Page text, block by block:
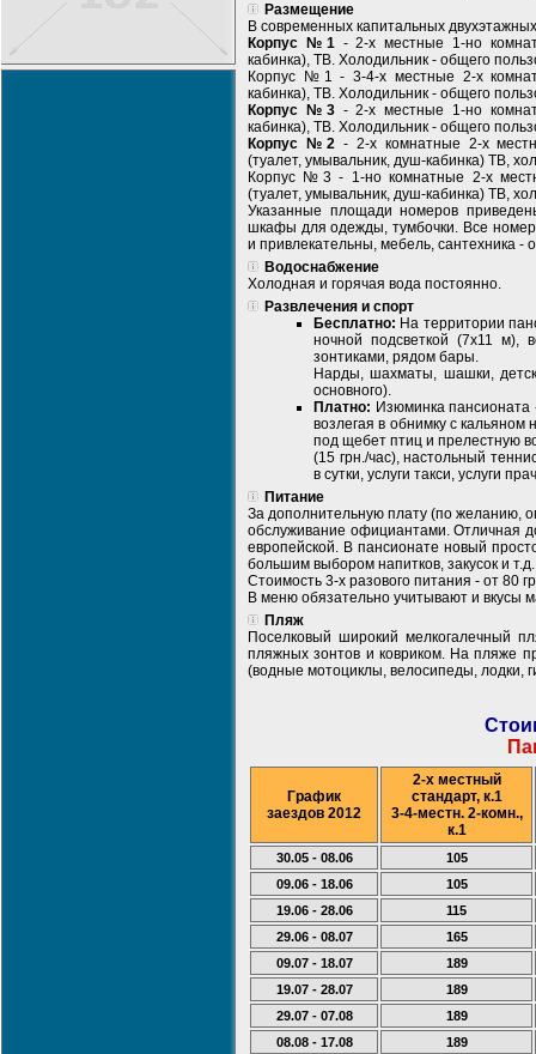
Размещение
В современных капитальных
Корпус №1- 2-х местные 1-но
кабинка), ТВ. Холодильник - общего
Корпус №1 - 3-4-х местные 2-х
кабинка), ТВ. Холодильник - общего
Корпус №3- 2-х местные 1-но
кабинка), ТВ. Холодильник - общего
Корпус №2- 2-х комнатные 2-х
(туалет, умывальник, душ-кабинка) ТВ,
Корпус №3 - 1-но комнатные 2-х
(туалет, умывальник, душ-кабинка) ТВ,
Указанные площади номеров
шкафы для одежды, тумбочки. Все
и привлекательны, мебель, сантехника -
Водоснабжение
Холодная и горячая вода постоянно.
Развлечения и спорт
Бесплатно: На территории
ночной подсветкой (7х11 м),
зонтиками, рядом бары.
Нарды, шахматы, шашки,
основного).
Платно: Изюминка пансионата
возлегая в обнимку с
под щебет птиц и прелестную
(15 грн./час), настольный
в сутки, услуги такси, услуги
Питание
За дополнительную плату (по желанию,
обслуживание официантами. Отличная
европейской. В пансионате новый
большим выбором напитков, закусок и
Стоимость 3-х разового питания - от 80
В меню обязательно учитывают и вкусы
Пляж
Поселковый широкий мелкогалечный
пляжных зонтов и ковриком. На пляже
(водные мотоциклы, велосипеды, лодки,
График
заездов 2012
2-х местный
стандарт, к.1
3-4-местн. 2-комн.,
к.1
30.05 - 08.06
105
09.06 - 18.06
105
19.06 - 28.06
115
29.06 - 08.07
165
09.07 - 18.07
189
19.07 - 28.07
189
29.07 - 07.08
189
08.08 - 17.08
189